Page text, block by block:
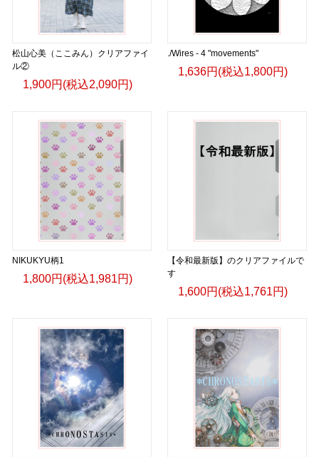
松山心美（ここみん）クリアファイ
ル②
1,900円(税込2,090円)
./Wires - 4 "movements"
1,636円(税込1,800円)
NIKUKYU柄1
1,800円(税込1,981円)
【令和最新版】のクリアファイルで
す
1,600円(税込1,761円)